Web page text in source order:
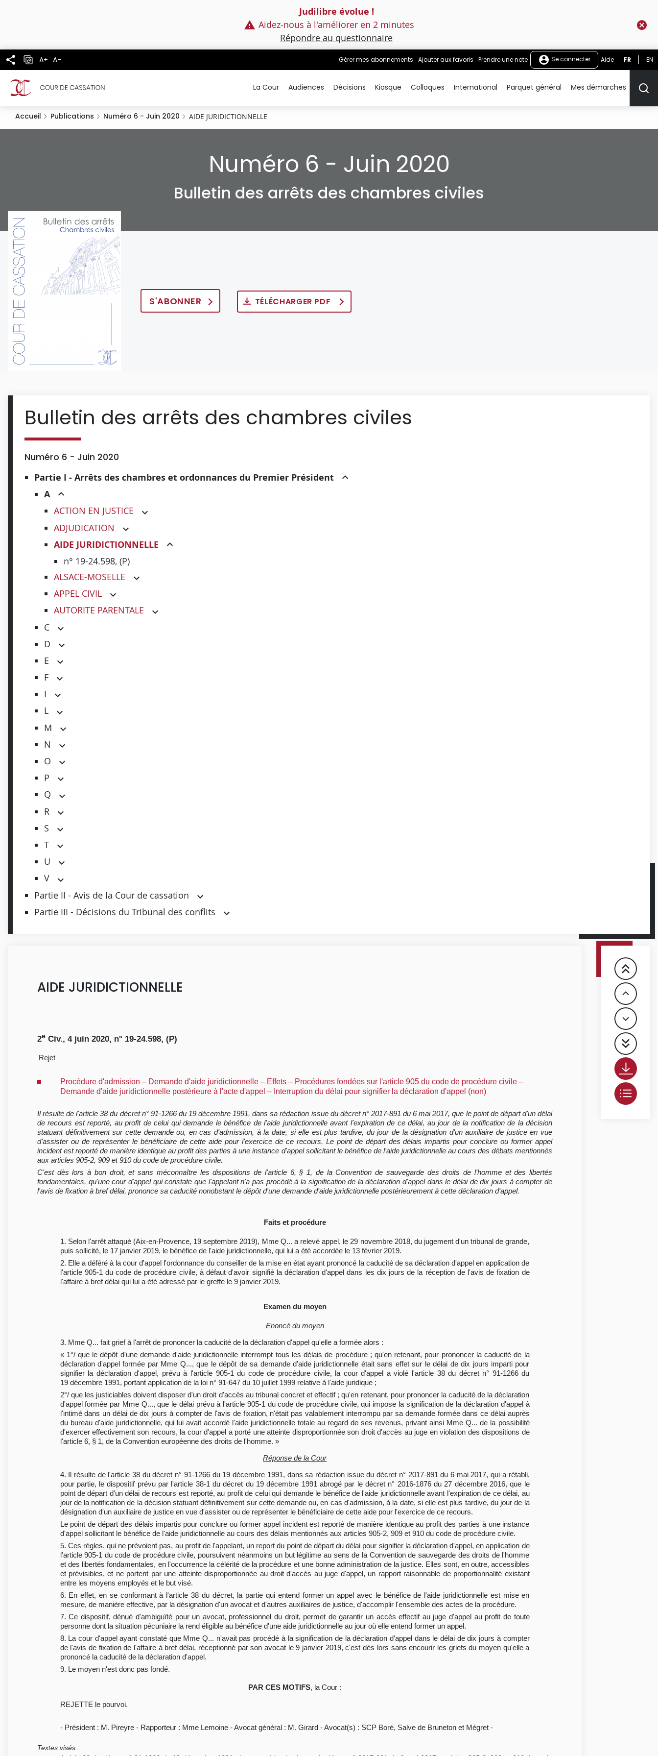
Judilibre évolue !
Aidez-nous à l'améliorer en 2 minutes
Répondre au questionnaire
A+ A- Gérer mes abonnements Ajouter aux favoris Prendre une note Se connecter Aide FR EN
La Cour Audiences Décisions Kiosque Colloques International Parquet général Mes démarches
Accueil Publications Numéro 6 - Juin 2020 AIDE JURIDICTIONNELLE
Numéro 6 - Juin 2020
Bulletin des arrêts des chambres civiles
S'ABONNER TÉLÉCHARGER PDF
Bulletin des arrêts des chambres civiles
Numéro 6 - Juin 2020
Partie I - Arrêts des chambres et ordonnances du Premier Président
A
ACTION EN JUSTICE
ADJUDICATION
AIDE JURIDICTIONNELLE
n° 19-24.598, (P)
ALSACE-MOSELLE
APPEL CIVIL
AUTORITE PARENTALE
C
D
E
F
I
L
M
N
O
P
Q
R
S
T
U
V
Partie II - Avis de la Cour de cassation
Partie III - Décisions du Tribunal des conflits
AIDE JURIDICTIONNELLE
2e Civ., 4 juin 2020, n° 19-24.598, (P)
Rejet
Procédure d'admission – Demande d'aide juridictionnelle – Effets – Procédures fondées sur l'article 905 du code de procédure civile –
Demande d'aide juridictionnelle postérieure à l'acte d'appel – Interruption du délai pour signifier la déclaration d'appel (non)
Il résulte de l'article 38 du décret n° 91-1266 du 19 décembre 1991, dans sa rédaction issue du décret n° 2017-891 du 6 mai 2017, que le point de départ d'un délai
de recours est reporté, au profit de celui qui demande le bénéfice de l'aide juridictionnelle avant l'expiration de ce délai, au jour de la notification de la décision
statuant définitivement sur cette demande ou, en cas d'admission, à la date, si elle est plus tardive, du jour de la désignation d'un auxiliaire de justice en vue
d'assister ou de représenter le bénéficiaire de cette aide pour l'exercice de ce recours. Le point de départ des délais impartis pour conclure ou former appel
incident est reporté de manière identique au profit des parties à une instance d'appel sollicitant le bénéfice de l'aide juridictionnelle au cours des débats mentionnés
aux articles 905-2, 909 et 910 du code de procédure civile.
C'est dès lors à bon droit, et sans méconnaître les dispositions de l'article 6, § 1, de la Convention de sauvegarde des droits de l'homme et des libertés
fondamentales, qu'une cour d'appel qui constate que l'appelant n'a pas procédé à la signification de la déclaration d'appel dans le délai de dix jours à compter de
l'avis de fixation à bref délai, prononce sa caducité nonobstant le dépôt d'une demande d'aide juridictionnelle postérieurement à cette déclaration d'appel.
Faits et procédure
1. Selon l'arrêt attaqué (Aix-en-Provence, 19 septembre 2019), Mme Q... a relevé appel, le 29 novembre 2018, du jugement d'un tribunal de grande,
puis sollicité, le 17 janvier 2019, le bénéfice de l'aide juridictionnelle, qui lui a été accordée le 13 février 2019.
2. Elle a déféré à la cour d'appel l'ordonnance du conseiller de la mise en état ayant prononcé la caducité de sa déclaration d'appel en application de
l'article 905-1 du code de procédure civile, à défaut d'avoir signifié la déclaration d'appel dans les dix jours de la réception de l'avis de fixation de
l'affaire à bref délai qui lui a été adressé par le greffe le 9 janvier 2019.
Examen du moyen
Enoncé du moyen
3. Mme Q... fait grief à l'arrêt de prononcer la caducité de la déclaration d'appel qu'elle a formée alors :
« 1°/ que le dépôt d'une demande d'aide juridictionnelle interrompt tous les délais de procédure ; qu'en retenant, pour prononcer la caducité de la
déclaration d'appel formée par Mme Q..., que le dépôt de sa demande d'aide juridictionnelle était sans effet sur le délai de dix jours imparti pour
signifier la déclaration d'appel, prévu à l'article 905-1 du code de procédure civile, la cour d'appel a violé l'article 38 du décret n° 91-1266 du
19 décembre 1991, portant application de la loi n° 91-647 du 10 juillet 1999 relative à l'aide juridique ;
2°/ que les justiciables doivent disposer d'un droit d'accès au tribunal concret et effectif ; qu'en retenant, pour prononcer la caducité de la déclaration
d'appel formée par Mme Q..., que le délai prévu à l'article 905-1 du code de procédure civile, qui impose la signification de la déclaration d'appel à
l'intimé dans un délai de dix jours à compter de l'avis de fixation, n'était pas valablement interrompu par sa demande formée dans ce délai auprès
du bureau d'aide juridictionnelle, qui lui avait accordé l'aide juridictionnelle totale au regard de ses revenus, privant ainsi Mme Q... de la possibilité
d'exercer effectivement son recours, la cour d'appel a porté une atteinte disproportionnée son droit d'accès au juge en violation des dispositions de
l'article 6, § 1, de la Convention européenne des droits de l'homme. »
Réponse de la Cour
4. Il résulte de l'article 38 du décret n° 91-1266 du 19 décembre 1991, dans sa rédaction issue du décret n° 2017-891 du 6 mai 2017, qui a rétabli,
pour partie, le dispositif prévu par l'article 38-1 du décret du 19 décembre 1991 abrogé par le décret n° 2016-1876 du 27 décembre 2016, que le
point de départ d'un délai de recours est reporté, au profit de celui qui demande le bénéfice de l'aide juridictionnelle avant l'expiration de ce délai, au
jour de la notification de la décision statuant définitivement sur cette demande ou, en cas d'admission, à la date, si elle est plus tardive, du jour de la
désignation d'un auxiliaire de justice en vue d'assister ou de représenter le bénéficiaire de cette aide pour l'exercice de ce recours.
Le point de départ des délais impartis pour conclure ou former appel incident est reporté de manière identique au profit des parties à une instance
d'appel sollicitant le bénéfice de l'aide juridictionnelle au cours des délais mentionnés aux articles 905-2, 909 et 910 du code de procédure civile.
5. Ces règles, qui ne prévoient pas, au profit de l'appelant, un report du point de départ du délai pour signifier la déclaration d'appel, en application de
l'article 905-1 du code de procédure civile, poursuivent néanmoins un but légitime au sens de la Convention de sauvegarde des droits de l'homme
et des libertés fondamentales, en l'occurrence la célérité de la procédure et une bonne administration de la justice. Elles sont, en outre, accessibles
et prévisibles, et ne portent par une atteinte disproportionnée au droit d'accès au juge d'appel, un rapport raisonnable de proportionnalité existant
entre les moyens employés et le but visé.
6. En effet, en se conformant à l'article 38 du décret, la partie qui entend former un appel avec le bénéfice de l'aide juridictionnelle est mise en
mesure, de manière effective, par la désignation d'un avocat et d'autres auxiliaires de justice, d'accomplir l'ensemble des actes de la procédure.
7. Ce dispositif, dénué d'ambiguïté pour un avocat, professionnel du droit, permet de garantir un accès effectif au juge d'appel au profit de toute
personne dont la situation pécuniaire la rend éligible au bénéfice d'une aide juridictionnelle au jour où elle entend former un appel.
8. La cour d'appel ayant constaté que Mme Q... n'avait pas procédé à la signification de la déclaration d'appel dans le délai de dix jours à compter
de l'avis de fixation de l'affaire à bref délai, réceptionné par son avocat le 9 janvier 2019, c'est dès lors sans encourir les griefs du moyen qu'elle a
prononcé la caducité de la déclaration d'appel.
9. Le moyen n'est donc pas fondé.
PAR CES MOTIFS, la Cour :
REJETTE le pourvoi.
- Président : M. Pireyre - Rapporteur : Mme Lemoine - Avocat général : M. Girard - Avocat(s) : SCP Boré, Salve de Bruneton et Mégret -
Textes visés :